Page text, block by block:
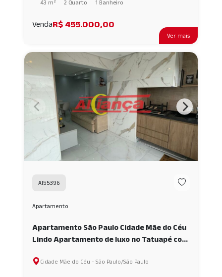
Ver mais
43 m² 2 Quarto 1 Banheiro
VendaR$ 455.000,00
AI55396
Apartamento
Apartamento São Paulo Cidade Mãe do Céu
Lindo Apartamento de luxo no Tatuapé com
Cidade Mãe do Céu - São Paulo/São Paulo